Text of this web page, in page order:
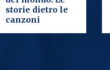
storie dietro le
canzoni